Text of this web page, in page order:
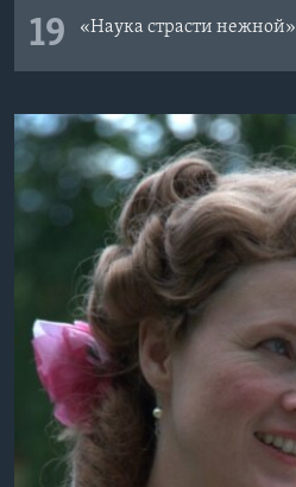
19 «Наука страсти нежной»